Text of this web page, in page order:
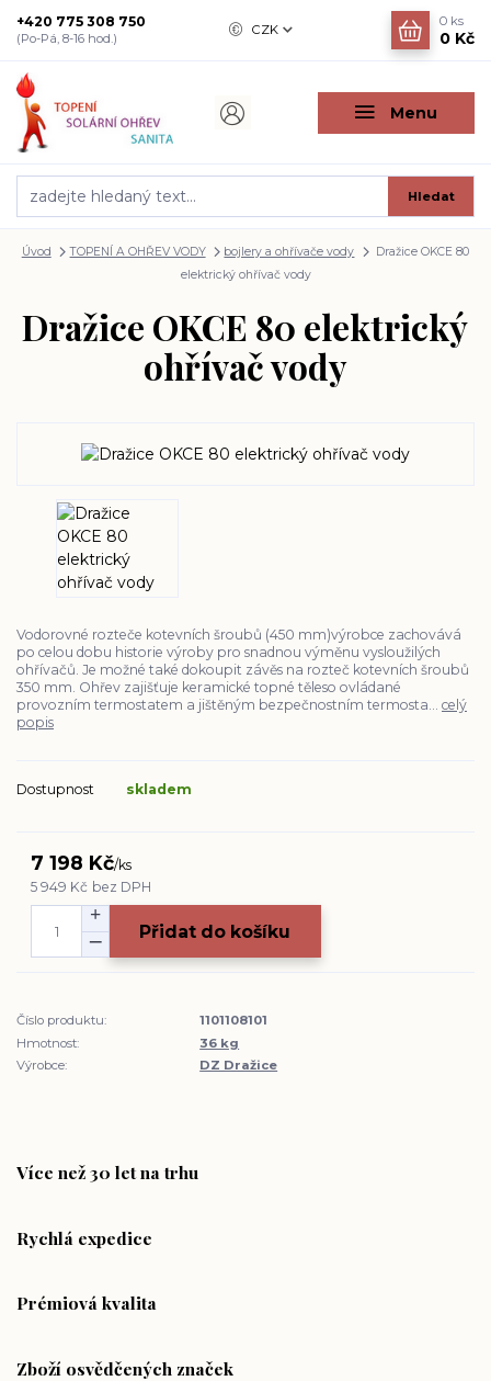
Menu
CZK
Hledat
+420 775 308 750
(Po-Pá, 8-16 hod.)
0 ks
0 Kč
Úvod TOPENÍ A OHŘEV VODY bojlery a ohřívače vody
Dražice OKCE 80
elektrický ohřívač vody
Dražice OKCE 80 elektrický
ohřívač vody
Vodorovné rozteče kotevních šroubů (450 mm)výrobce zachovává
po celou dobu historie výroby pro snadnou výměnu vysloužilých
ohřívačů. Je možné také dokoupit závěs na rozteč kotevních šroubů
350 mm. Ohřev zajišťuje keramické topné těleso ovládané
provozním termostatem a jištěným bezpečnostním termosta... celý
popis
Dostupnost skladem
7 198 Kč/ks
5 949 Kč bez DPH
Přidat do košíku
Číslo produktu:
1101108101
Hmotnost:
36 kg
Výrobce:
DZ Dražice
Více než 30 let na trhu
Rychlá expedice
Prémiová kvalita
Zboží osvědčených značek